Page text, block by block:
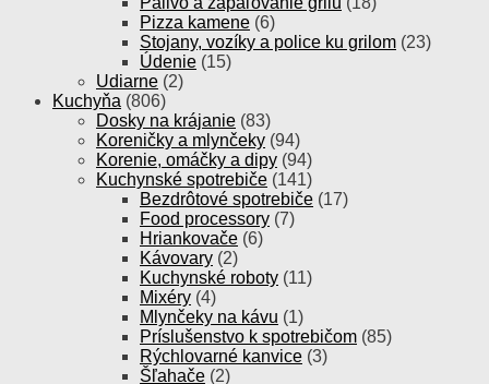
Pizza kamene (6)
Stojany, vozíky a police ku grilom (23)
Údenie (15)
Udiarne (2)
Kuchyňa (806)
Dosky na krájanie (83)
Koreničky a mlynčeky (94)
Korenie, omáčky a dipy (94)
Kuchynské spotrebiče (141)
Bezdrôtové spotrebiče (17)
Food processory (7)
Hriankovače (6)
Kávovary (2)
Kuchynské roboty (11)
Mixéry (4)
Mlynčeky na kávu (1)
Príslušenstvo k spotrebičom (85)
Rýchlovarné kanvice (3)
Šľahače (2)